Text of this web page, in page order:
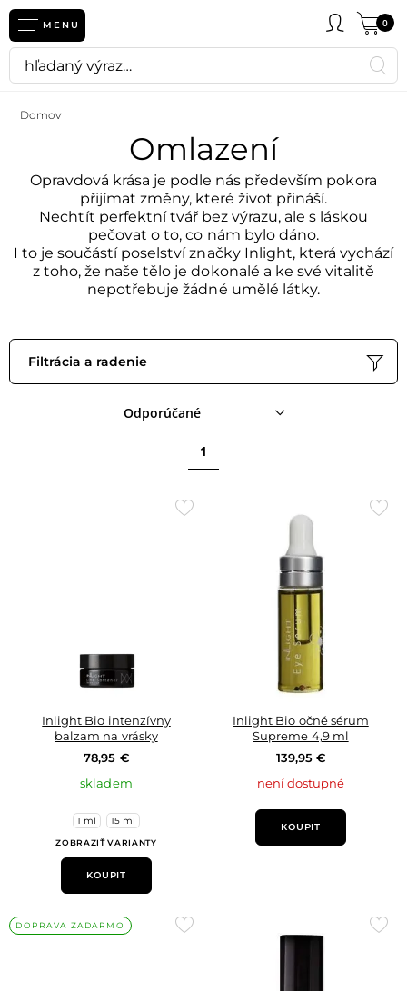
MENU 0
Domov
Omlazení
Opravdová krása je podle nás především pokora
přijímat změny, které život přináší.
Nechtít perfektní tvář bez výrazu, ale s láskou
pečovat o to, co nám bylo dáno.
I to je součástí poselství značky Inlight, která vychází
z toho, že naše tělo je dokonalé a ke své vitalitě
nepotřebuje žádné umělé látky.
Filtrácia a radenie
Odporúčané
1
Přidat
Inlight Bio intenzívny
balzam na vrásky
78,95 €
skladem
1 ml 15 ml
ZOBRAZIŤ VARIANTY
KOUPIT
Inlight Bio očné sérum
Supreme 4,9 ml
139,95 €
není dostupné
KOUPIT
DOPRAVA ZADARMO
Přidat